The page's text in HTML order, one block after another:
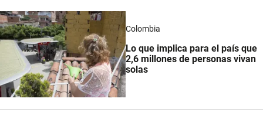
Colombia
Lo que implica para el país que
2,6 millones de personas vivan
solas